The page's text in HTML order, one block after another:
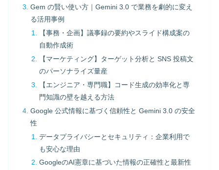
Gem の賢い使い方｜Gemini 3.0 で業務を劇的に変え
る活用事例
【事務・企画】議事録の要約やスライド構成案の
自動作成術
【マーケティング】ターゲット分析と SNS 投稿文
のパーソナライズ量産
【エンジニア・専門職】コード生成の効率化と専
門知識の壁を越える方法
Google 公式情報に基づく信頼性と Gemini 3.0 の安全
性
データプライバシーとセキュリティ：企業利用で
も安心な理由
GoogleのAI憲章に基づいた情報の正確性と最新性